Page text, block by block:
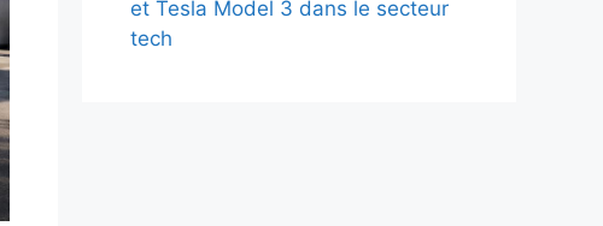
et Tesla Model 3 dans le secteur
tech